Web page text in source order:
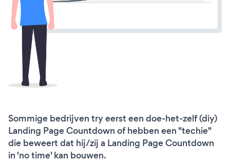
Sommige bedrijven try eerst een doe-het-zelf (diy)
Landing Page Countdown of hebben een "techie"
die beweert dat hij/zij a Landing Page Countdown
in 'no time' kan bouwen.